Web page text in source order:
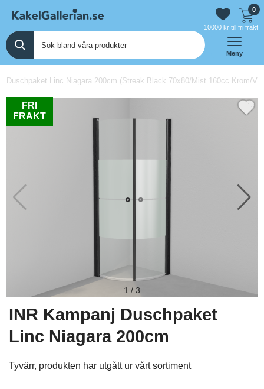
0
10000 kr till fri frakt
Meny
Duschpaket Linc Niagara 200cm (Streak Black 70x80/Mist 160cc Krom/
FRI
FRAKT
1 / 3
INR Kampanj Duschpaket
Linc Niagara 200cm
Tyvärr, produkten har utgått ur vårt sortiment